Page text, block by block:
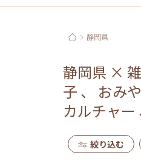
静岡県
静岡県 ×
子 、 おみ
カルチャー
絞り込む